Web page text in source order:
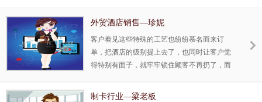
品，马上要样品介绍客户，一直在保持合作中
合您身份，展现您产品的特殊。
外贸酒店销售—珍妮
客户看见这些特殊的工艺也纷纷慕名而来订
单，把酒店的级别提上去了，也同时让客户觉
得特别有面子，就牢牢锁住顾客不再扔了，而
时，一拿出卡就对您的印象是高端而感到有身
制卡行业—梁老板